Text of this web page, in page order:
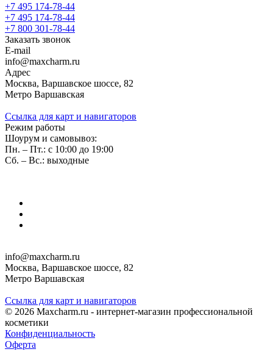
+7 495 174-78-44
+7 495 174-78-44
+7 800 301-78-44
Заказать звонок
E-mail
info@maxcharm.ru
Адрес
Москва, Варшавское шоссе, 82
Метро Варшавская
Ссылка для карт и навигаторов
Режим работы
Шоурум и самовывоз:
Пн. – Пт.: с 10:00 до 19:00
Сб. – Вс.: выходные
info@maxcharm.ru
Москва, Варшавское шоссе, 82
Метро Варшавская
Ссылка для карт и навигаторов
© 2026 Maxcharm.ru - интернет-магазин профессиональной
косметики
Конфиденциальность
Оферта